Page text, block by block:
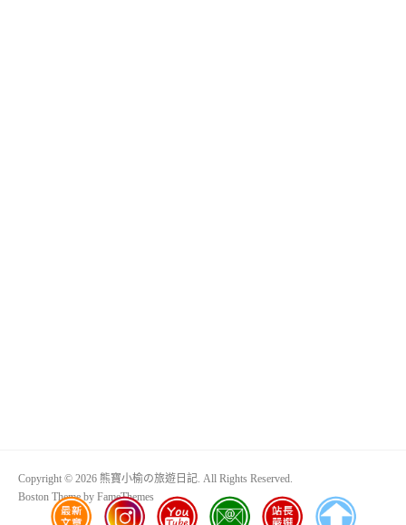
Copyright © 2026 熊寶小榆の旅遊日記. All Rights Reserved.
Boston Theme by FameThemes